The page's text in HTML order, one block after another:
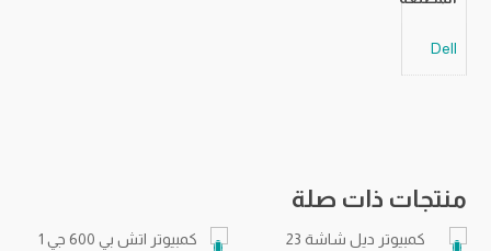
Dell
منتجات ذات صلة